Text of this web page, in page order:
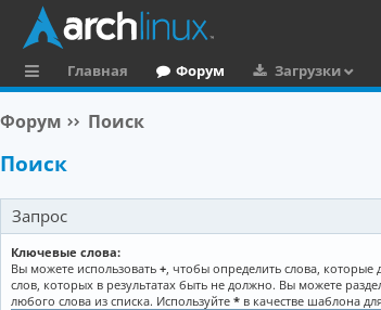
ы
л
к
и
Главная Форум Загрузки
Форум Поиск
Поиск
Запрос
Ключевые слова:
Вы можете использовать +, чтобы определить слова, которые
слов, которых в результатах быть не должно. Вы можете
любого слова из списка. Используйте * в качестве шаблона